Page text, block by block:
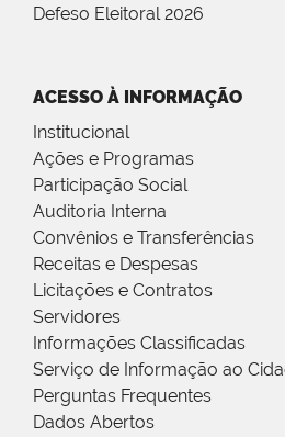
Defeso Eleitoral 2026
ACESSO À INFORMAÇÃO
Institucional
Ações e Programas
Participação Social
Auditoria Interna
Convênios e Transferências
Receitas e Despesas
Licitações e Contratos
Servidores
Informações Classificadas
Serviço de Informação ao
Perguntas Frequentes
Dados Abertos